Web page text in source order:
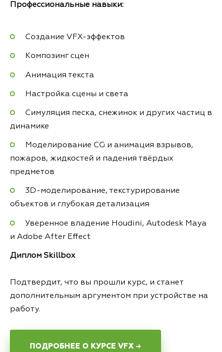
Профессиональные навыки:
Создание VFX-эффектов
Композинг сцен
Анимация текста
Настройка сцены и света
Симуляция песка, снежинок и других частиц в
динамике
Моделирование CG и анимация взрывов,
пожаров, жидкостей и падения твёрдых
предметов
3D-моделирование, текстурирование
объектов и глубокая детализация
Уверенное владение Houdini, Autodesk Maya
и Adobe After Effect
Диплом Skillbox
Подтвердит, что вы прошли курс, и станет
дополнительным аргументом при устройстве на
работу.
ПОДРОБНЕЕ О КУРСЕ VFX →